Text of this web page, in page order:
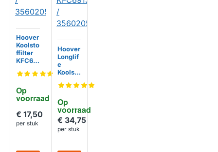
Op
voorraad
Hoover
Koolsto
ffilter
KFC69
35602
€ 17,50
per stuk
Op
voorraad
Hoover
Longlif
e
Koolsto
KFC691
35602
056
€ 34,75
per stuk